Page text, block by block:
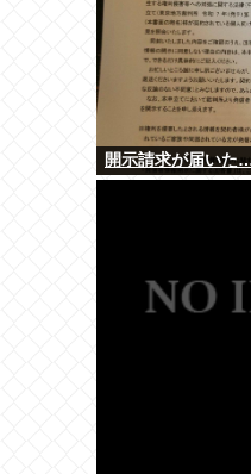
開示請求が届いた